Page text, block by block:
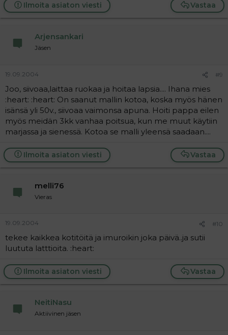
Vastaa
Ilmoita asiaton viesti
Arjensankari
Jäsen
19.09.2004 #9
Joo, siivoaa,laittaa ruokaa ja hoitaa lapsia.... Ihana mies
:heart: :heart: On saanut mallin kotoa, koska myös hänen
isänsä yli 50v., siivoaa vaimonsa apuna. Hoiti pappa eilen
myös meidän 3kk vanhaa poitsua, kun me muut käytiin
marjassa ja sienessä. Kotoa se malli yleensä saadaan....
Vastaa
Ilmoita asiaton viesti
melli76
Vieras
19.09.2004 #10
tekee kaikkea kotitöitä ja imuroikin joka päivä..ja sutii
luututa latttioita. :heart:
Vastaa
Ilmoita asiaton viesti
NeitiNasu
Aktiivinen jäsen